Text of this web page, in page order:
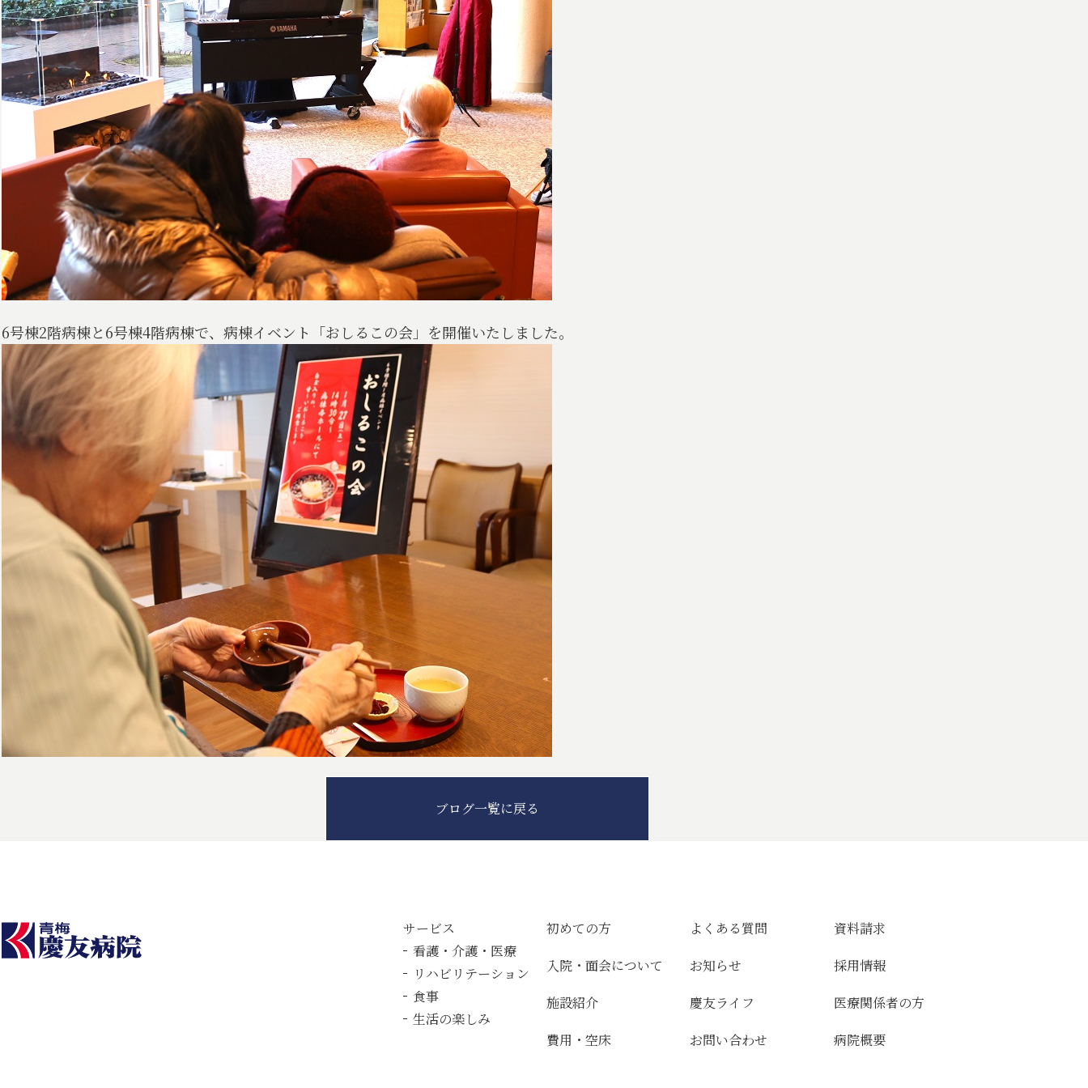
6号棟2階病棟と6号棟4階病棟で、病棟イベント「おしるこの会」を開催いたしました。
ブログ一覧に戻る
サービス
看護・介護・医療
リハビリテーション
食事
生活の楽しみ
初めての方
入院・面会について
施設紹介
費用・空床
よくある質問
お知らせ
慶友ライフ
お問い合わせ
資料請求
採用情報
医療関係者の方
病院概要